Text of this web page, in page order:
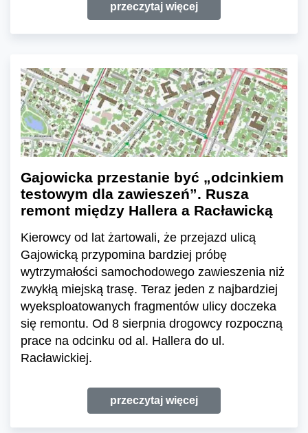
przeczytaj więcej
Gajowicka przestanie być „odcinkiem
testowym dla zawieszeń”. Rusza
remont między Hallera a Racławicką
Kierowcy od lat żartowali, że przejazd ulicą
Gajowicką przypomina bardziej próbę
wytrzymałości samochodowego zawieszenia niż
zwykłą miejską trasę. Teraz jeden z najbardziej
wyeksploatowanych fragmentów ulicy doczeka
się remontu. Od 8 sierpnia drogowcy rozpoczną
prace na odcinku od al. Hallera do ul.
Racławickiej.
przeczytaj więcej